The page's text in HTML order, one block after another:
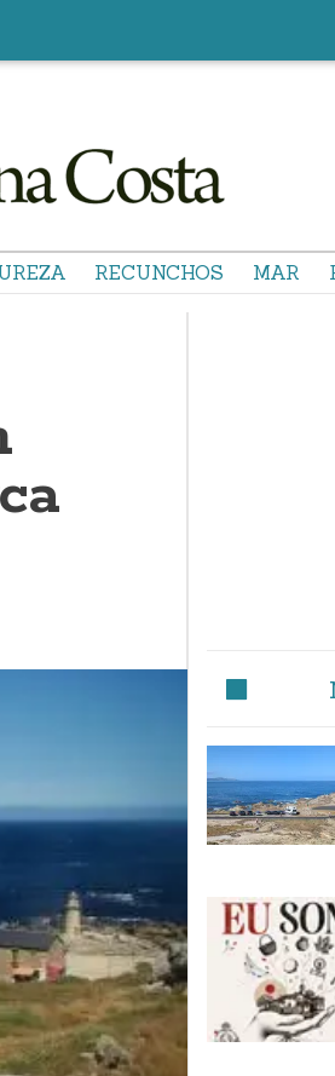
RECUNCHOS MAR